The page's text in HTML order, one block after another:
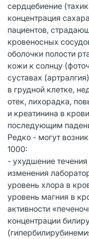
сердцебиение
концентрация
пациентов,
кровеносных
оболочки полости
кожи к солнцу
суставах
в грудной клетке,
отек, лихорадка,
и креатинина в
последующим
Редко - могут
1000:
- ухудшение
изменения
уровень хлора в
уровень магния в
активности
концентрации